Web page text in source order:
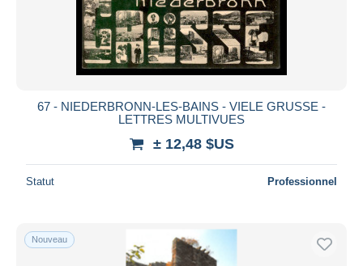
67 - NIEDERBRONN-LES-BAINS - VIELE GRUSSE -
LETTRES MULTIVUES
± 12,48 $US
Statut Professionnel
Nouveau